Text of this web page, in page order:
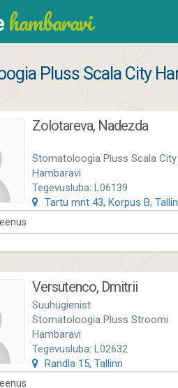
hambaravi
Pluss Scala City
Zolotareva, Nadezda
Stomatoloogia Pluss Scala City
Hambaravi
Tegevusluba: L06139
Tartu mnt 43, Korpus B,
Versutenco, Dmitrii
Suuhügienist
Stomatoloogia Pluss Stroomi
Hambaravi
Tegevusluba: L02632
Randla 15, Tallinn